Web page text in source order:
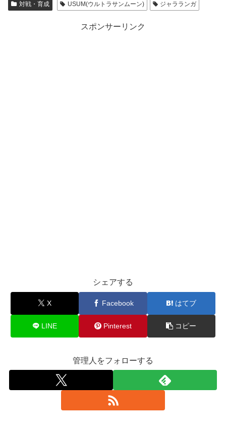
対戦・育成 USUM(ウルトラサンムーン) ジャラランガ
スポンサーリンク
シェアする
X Facebook はてブ
LINE Pinterest コピー
管理人をフォローする